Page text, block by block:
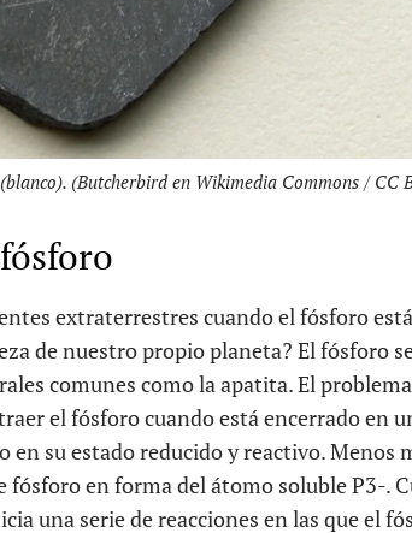
(Butcherbird en Wikimedia Commons / CC
extraterrestres cuando el fósforo está
de nuestro propio planeta? El fósforo
comunes como la apatita. El
el fósforo cuando está encerrado en
en su estado reducido y reactivo. Menos
en forma del átomo soluble P3-.
una serie de reacciones en las que el